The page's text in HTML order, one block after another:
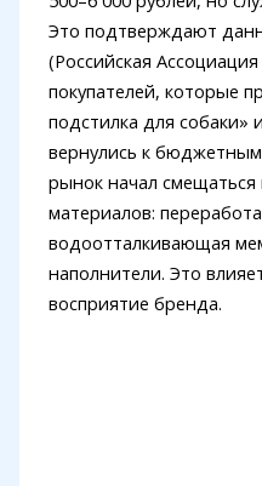
Это подтверждают
(Российская
покупателей, которые
подстилка для собаки»
вернулись к
рынок начал смещаться
материалов:
водоотталкивающая
наполнители. Это
восприятие бренда.